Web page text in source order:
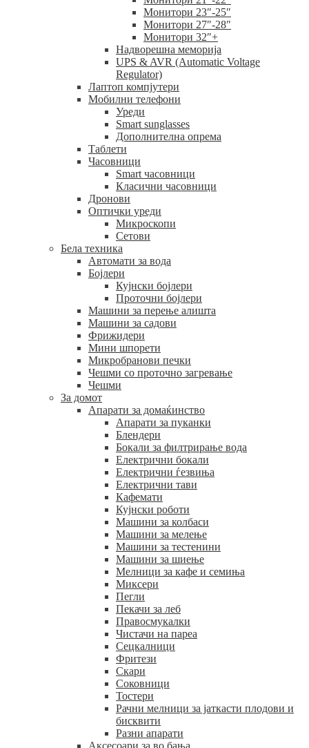
Монитори 23″-25″
Монитори 27″-28″
Монитори 32″+
Надворешна меморија
UPS & AVR (Automatic Voltage
Regulator)
Лаптоп компјутери
Мобилни телефони
Уреди
Smart sunglasses
Дополнителна опрема
Таблети
Часовници
Smart часовници
Класични часовници
Дронови
Оптички уреди
Микроскопи
Сетови
Бела техника
Автомати за вода
Бојлери
Кујнски бојлери
Проточни бојлери
Машини за перење алишта
Машини за садови
Фрижидери
Мини шпорети
Микробранови печки
Чешми со проточно загревање
Чешми
За домот
Апарати за домаќинство
Апарати за пуканки
Блендери
Бокали за филтрирање вода
Електрични бокали
Електрични ѓезвиња
Електрични тави
Кафемати
Кујнски роботи
Машини за колбаси
Машини за мелење
Машини за тестенини
Машини за шиење
Мелници за кафе и семиња
Миксери
Пегли
Пекачи за леб
Правосмукалки
Чистачи на пареа
Сецкалници
Фритези
Скари
Соковници
Тостери
Рачни мелници за јаткасти плодови и
бисквити
Разни апарати
Аксесоари за во бања